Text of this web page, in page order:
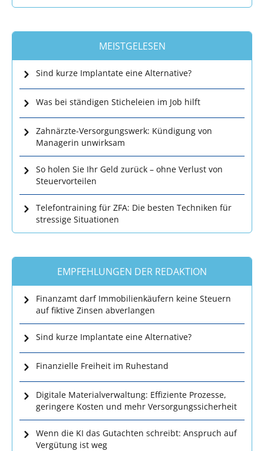
MEISTGELESEN
Sind kurze Implantate eine Alternative?
Was bei ständigen Sticheleien im Job hilft
Zahnärzte-Versorgungswerk: Kündigung von
Managerin unwirksam
So holen Sie Ihr Geld zurück – ohne Verlust von
Steuervorteilen
Telefontraining für ZFA: Die besten Techniken für
stressige Situationen
EMPFEHLUNGEN DER REDAKTION
Finanzamt darf Immobilienkäufern keine Steuern
auf fiktive Zinsen abverlangen
Sind kurze Implantate eine Alternative?
Finanzielle Freiheit im Ruhestand
Digitale Materialverwaltung: Effiziente Prozesse,
geringere Kosten und mehr Versorgungssicherheit
Wenn die KI das Gutachten schreibt: Anspruch auf
Vergütung ist weg